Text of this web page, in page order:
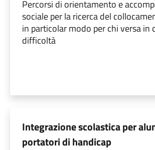
Percorsi di orientamento e
sociale per la ricerca del
in particolar modo per chi versa in
difficoltà
Integrazione scolastica per
portatori di handicap